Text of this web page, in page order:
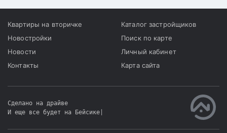
Квартиры на вторичке
Новостройки
Новости
Контакты
Каталог застройщиков
Поиск по карте
Личный кабинет
Карта сайта
Сделано на драйве
И еще все будет на Бейсике